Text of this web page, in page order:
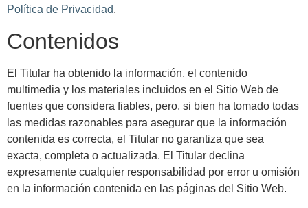
Política de Privacidad.
Contenidos
El Titular ha obtenido la información, el contenido
multimedia y los materiales incluidos en el Sitio Web de
fuentes que considera fiables, pero, si bien ha tomado todas
las medidas razonables para asegurar que la información
contenida es correcta, el Titular no garantiza que sea
exacta, completa o actualizada. El Titular declina
expresamente cualquier responsabilidad por error u omisión
en la información contenida en las páginas del Sitio Web.